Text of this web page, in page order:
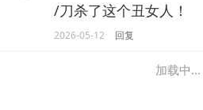
/刀杀了这个丑女人！
2026-05-12 回复
加载中...